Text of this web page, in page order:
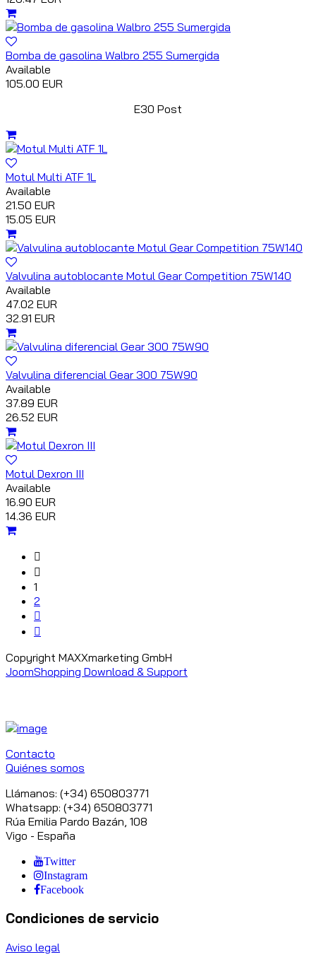
Bomba de gasolina Walbro 255 Sumergida
Available
105.00 EUR
E30 Post
Motul Multi ATF 1L
Available
21.50 EUR
15.05 EUR
Valvulina autoblocante Motul Gear Competition 75W140
Available
47.02 EUR
32.91 EUR
Valvulina diferencial Gear 300 75W90
Available
37.89 EUR
26.52 EUR
Motul Dexron III
Available
16.90 EUR
14.36 EUR
1
2
Copyright MAXXmarketing GmbH
JoomShopping Download & Support
Contacto
Quiénes somos
Llámanos: (+34) 650803771
Whatsapp: (+34) 650803771
Rúa Emilia Pardo Bazán, 108
Vigo - España
Twitter
Instagram
Facebook
Condiciones de servicio
Aviso legal